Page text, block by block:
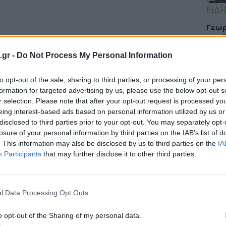
- Do Not Process My Personal Information
opt-out of the sale, sharing to third parties, or processing of your
for targeted advertising by us, please use the below opt-out
selection. Please note that after your opt-out request is processed
interest-based ads based on personal information utilized by us
to third parties prior to your opt-out. You may separately
of your personal information by third parties on the IAB’s list of
This information may also be disclosed by us to third parties on the
Participants that may further disclose it to other third parties.
Data Processing Opt Outs
opt-out of the Sharing of my personal data.
Αστυνομία επειδή έχει
Ασθενών Ήπατος ΠΡΟΜΗΘΕΑΣ. Όπως
η Ανώτατη Υγειονομική
Το